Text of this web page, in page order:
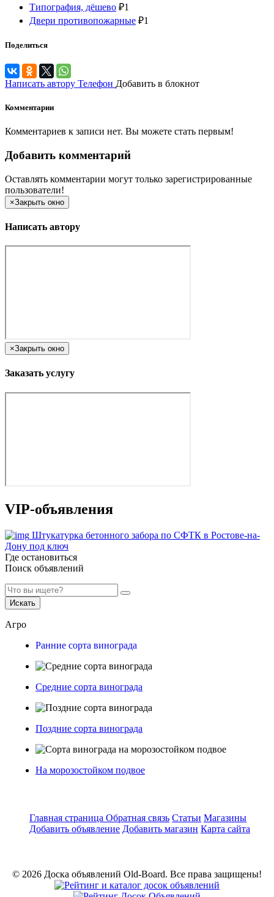
Типография, дёшево ₽1
Двери противопожарные ₽1
Поделиться
Написать автору Телефон Добавить в блокнот
Комментарии
Комментариев к записи нет. Вы можете стать первым!
Добавить комментарий
Оставлять комментарии могут только зарегистрированные
пользователи!
×Закрыть окно
Написать автору
×Закрыть окно
Заказать услугу
VIP-объявления
Штукатурка бетонного забора по СФТК в Ростове-на-
Дону под ключ
Где остановиться
Поиск объявлений
Искать
Агро
Ранние сорта винограда
Средние сорта винограда
Поздние сорта винограда
На морозостойком подвое
Главная страница Обратная связь Статьи Магазины
Добавить объявление Добавить магазин Карта сайта
© 2026 Доска объявлений Old-Board. Все права защищены!